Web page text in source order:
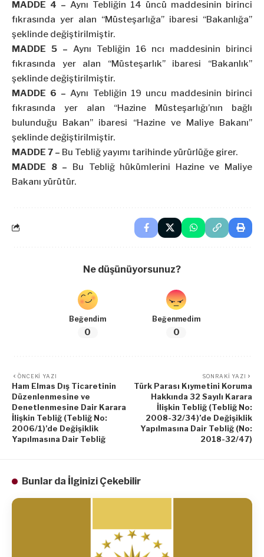
MADDE 4 – Aynı Tebliğin 14 üncü maddesinin birinci
fıkrasında yer alan “Müsteşarlığa” ibaresi “Bakanlığa”
şeklinde değiştirilmiştir.
MADDE 5 – Aynı Tebliğin 16 ncı maddesinin birinci
fıkrasında yer alan “Müsteşarlık” ibaresi “Bakanlık”
şeklinde değiştirilmiştir.
MADDE 6 – Aynı Tebliğin 19 uncu maddesinin birinci
fıkrasında yer alan “Hazine Müsteşarlığı’nın bağlı
bulunduğu Bakan” ibaresi “Hazine ve Maliye Bakanı”
şeklinde değiştirilmiştir.
MADDE 7 – Bu Tebliğ yayımı tarihinde yürürlüğe girer.
MADDE 8 – Bu Tebliğ hükümlerini Hazine ve Maliye
Bakanı yürütür.
Ne düşünüyorsunuz?
Beğendim
0
Beğenmedim
0
ÖNCEKI YAZI
Ham Elmas Dış Ticaretinin
Düzenlenmesine ve
Denetlenmesine Dair Karara
İlişkin Tebliğ (Tebliğ No:
2006/1)’de Değişiklik
Yapılmasına Dair Tebliğ
SONRAKI YAZI
Türk Parası Kıymetini Koruma
Hakkında 32 Sayılı Karara
İlişkin Tebliğ (Tebliğ No:
2008-32/34)’de Değişiklik
Yapılmasına Dair Tebliğ (No:
2018-32/47)
Bunlar da İlginizi Çekebilir